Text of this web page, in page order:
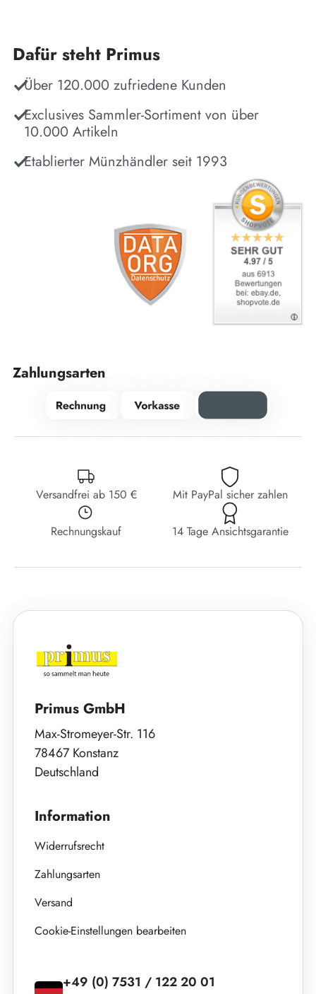
Dafür steht Primus
Über 120.000 zufriedene Kunden
Exclusives Sammler-Sortiment von über
10.000 Artikeln
Etablierter Münzhändler seit 1993
Zahlungsarten
Versandfrei ab 150 € Mit PayPal sicher zahlen
Rechnungskauf 14 Tage Ansichtsgarantie
Primus GmbH
Max-Stromeyer-Str. 116
78467 Konstanz
Deutschland
Information
Widerrufsrecht
Zahlungsarten
Versand
Cookie-Einstellungen bearbeiten
+49 (0) 7531 / 122 20 01